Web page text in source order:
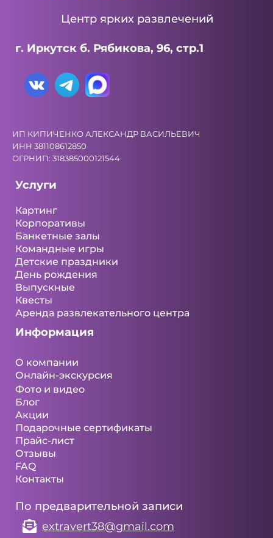
Центр ярких развлечений
г. Иркутск б. Рябикова, 96, стр.1
ИП КИПИЧЕНКО АЛЕКСАНДР ВАСИЛЬЕВИЧ
ИНН 381108612850
ОГРНИП: 318385000121544
Услуги
Картинг
Корпоративы
Банкетные залы
Командные игры
Детские праздники
День рождения
Выпускные
Квесты
Аренда развлекательного центра
Информация
О компании
Онлайн-экскурсия
Фото и видео
Блог
Акции
Подарочные сертификаты
Прайс-лист
Отзывы
FAQ
Контакты
По предварительной записи
extravert38@gmail.com